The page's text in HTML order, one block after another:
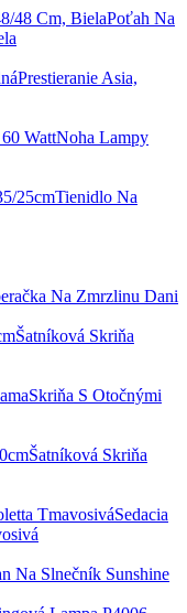
Poťah Na
Prestieranie Asia,
Noha Lampy
Tienidlo Na
Na Zmrzlinu Dani
Šatníková Skriňa
Skriňa S Otočnými
Šatníková Skriňa
Sedacia
Na Slnečník Sunshine